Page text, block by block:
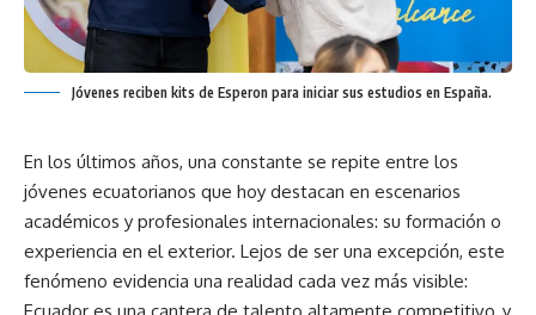
Jóvenes reciben kits de Esperon para iniciar sus estudios en España.
En los últimos años, una constante se repite entre los
jóvenes ecuatorianos que hoy destacan en escenarios
académicos y profesionales internacionales: su formación o
experiencia en el exterior. Lejos de ser una excepción, este
fenómeno evidencia una realidad cada vez más visible: